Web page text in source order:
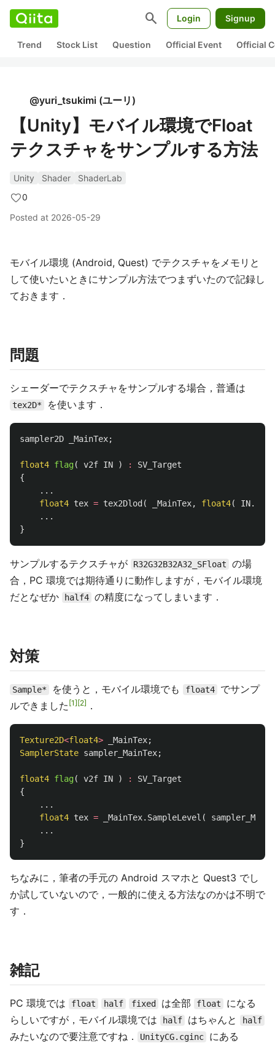
search Login Signup
Trend Stock List Question Official Event Official
@yuri_tsukimi (ユーリ)
【Unity】モバイル環境でFloat
テクスチャをサンプルする方法
Unity Shader
ShaderLab
0
Posted at 2026-05-29
モバイル環境 (Android, Quest) でテクスチャをメモリと
して使いたいときにサンプル方法でつまずいたので記録し
ておきます．
問題
シェーダーでテクスチャをサンプルする場合，普通は
tex2D* を使います．
sampler2D _MainTex;
float4 flag( v2f IN ) :
SV_Target
{
...
float4 tex = tex2Dlod ( _MainTex, float4( IN.
...
}
サンプルするテクスチャが R32G32B32A32_SFloat
の場
合，PC 環境では期待通りに動作しますが，モバイル環境
だとなぜか
half4 の精度になってしまいます．
対策
Sample* を使うと，モバイル環境でも float4
でサンプ
ルできました 1 2 ．
Texture2D<float4> _MainTex;
SamplerState sampler_MainTex;
float4 flag( v2f IN ) :
SV_Target
{
...
float4 tex = _MainTex. SampleLevel (
...
}
ちなみに，筆者の手元の Android スマホと Quest3 でし
か試していないので，一般的に使える方法なのかは不明で
す．
雑記
PC 環境では float half fixed は全部 float
になる
らしいですが，モバイル環境では
half はちゃんと half
みたいなので要注意ですね． UnityCG.cginc にある